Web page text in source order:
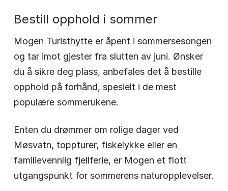
Bestill opphold i sommer
Mogen Turisthytte er åpent i sommersesongen
og tar imot gjester fra slutten av juni. Ønsker
du å sikre deg plass, anbefales det å bestille
opphold på forhånd, spesielt i de mest
populære sommerukene.
Enten du drømmer om rolige dager ved
Møsvatn, toppturer, fiskelykke eller en
familievennlig fjellferie, er Mogen et flott
utgangspunkt for sommerens naturopplevelser.